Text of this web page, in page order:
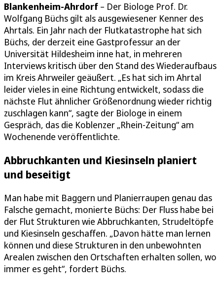
Blankenheim-Ahrdorf – Der Biologe Prof. Dr.
Wolfgang Büchs gilt als ausgewiesener Kenner des
Ahrtals. Ein Jahr nach der Flutkatastrophe hat sich
Büchs, der derzeit eine Gastprofessur an der
Universität Hildesheim inne hat, in mehreren
Interviews kritisch über den Stand des Wiederaufbaus
im Kreis Ahrweiler geäußert. „Es hat sich im Ahrtal
leider vieles in eine Richtung entwickelt, sodass die
nächste Flut ähnlicher Größenordnung wieder richtig
zuschlagen kann“, sagte der Biologe in einem
Gespräch, das die Koblenzer „Rhein-Zeitung“ am
Wochenende veröffentlichte.
Abbruchkanten und Kiesinseln planiert
und beseitigt
Man habe mit Baggern und Planierraupen genau das
Falsche gemacht, monierte Büchs: Der Fluss habe bei
der Flut Strukturen wie Abbruchkanten, Strudeltöpfe
und Kiesinseln geschaffen. „Davon hätte man lernen
können und diese Strukturen in den unbewohnten
Arealen zwischen den Ortschaften erhalten sollen, wo
immer es geht“, fordert Büchs.